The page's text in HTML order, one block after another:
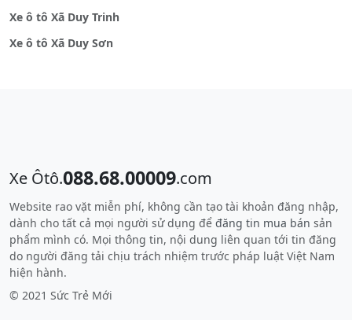
Xe ô tô Xã Duy Trinh
Xe ô tô Xã Duy Sơn
Xe Ôtô.088.68.00009.com
Website rao vặt miễn phí, không cần tạo tài khoản đăng nhập,
dành cho tất cả mọi người sử dụng để đăng tin mua bán sản
phẩm mình có. Mọi thông tin, nội dung liên quan tới tin đăng
do người đăng tải chịu trách nhiệm trước pháp luật Việt Nam
hiện hành.
© 2021 Sức Trẻ Mới